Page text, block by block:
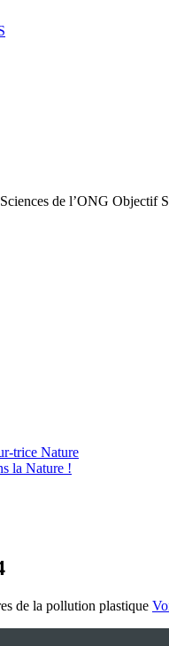
de l’ONG Objectif
trice Nature
la Nature !
de la pollution plastique